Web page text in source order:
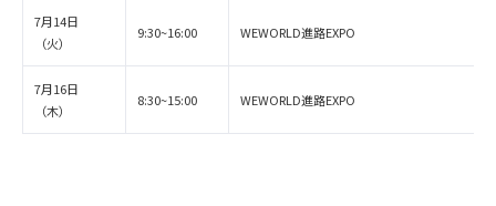
7月14日
（火）
9:30~16:00 WEWORLD進路EXPO
7月16日
（木）
8:30~15:00 WEWORLD進路EXPO